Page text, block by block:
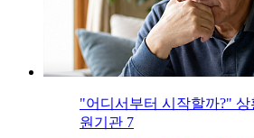
"어디서부터 시작할까?" 상
원기관 7